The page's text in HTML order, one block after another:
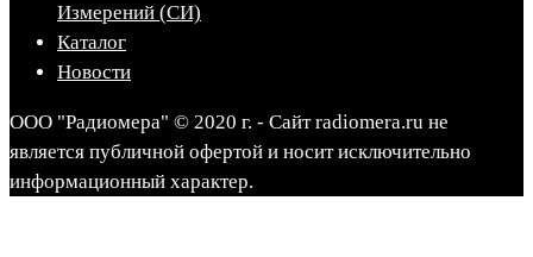
Измерений (СИ)
Каталог
Новости
ООО "Радиомера" © 2020 г. - Сайт radiomera.ru не
является публичной офертой и носит исключительно
информационный характер.